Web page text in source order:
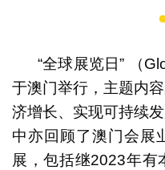
“全球展览日” （
于澳门举行，主题内
济增长、实现可持续
中亦回顾了澳门会展
展，包括继2023年有